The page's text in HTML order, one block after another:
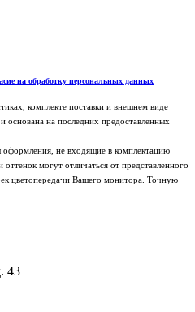
на обработку персональных данных
комплекте поставки и внешнем виде
основана на последних предоставленных
не входящие в комплектацию
могут отличаться от представленного
цветопередачи Вашего монитора. Точную
43